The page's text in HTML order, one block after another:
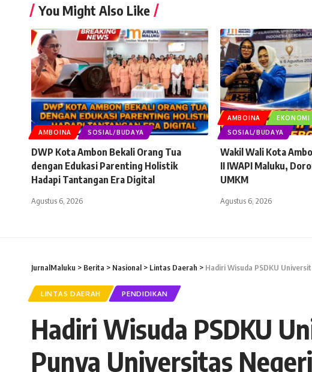
You Might Also Like
AMBOINA SOSIAL/BUDAYA
DWP Kota Ambon Bekali Orang Tua
dengan Edukasi Parenting Holistik
Hadapi Tantangan Era Digital
Agustus 6, 2026
AMBOINA EKONOMI
SOSIAL/BUDAYA
Wakil Wali Kota
II IWAPI Maluku,
UMKM
Agustus 6, 2026
JurnalMaluku > Berita > Nasional > Lintas Daerah > Hadiri Wisuda PSDKU
LINTAS DAERAH PENDIDIKAN
Hadiri Wisuda PSDKU
Punya Universitas Negeri